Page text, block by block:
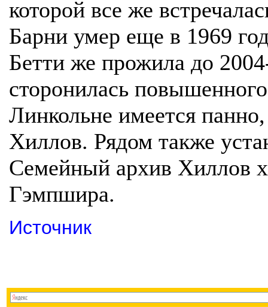
которой все же
Барни умер еще в 1969
Бетти же прожила до
сторонилась
Линкольне имеется
Хиллов. Рядом также
Семейный архив Хиллов
Гэмпшира.
Источник